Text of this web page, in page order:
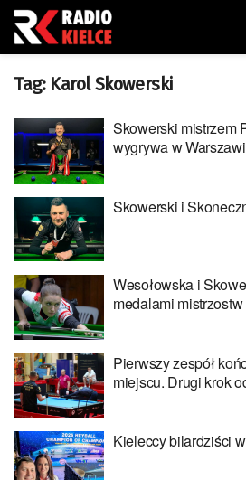
Tag: Karol Skowerski
Skowerski mistrzem
wygrywa w
Skowerski i
Wesołowska i
medalami
Pierwszy zespół
miejscu. Drugi krok
Kieleccy bilardziści